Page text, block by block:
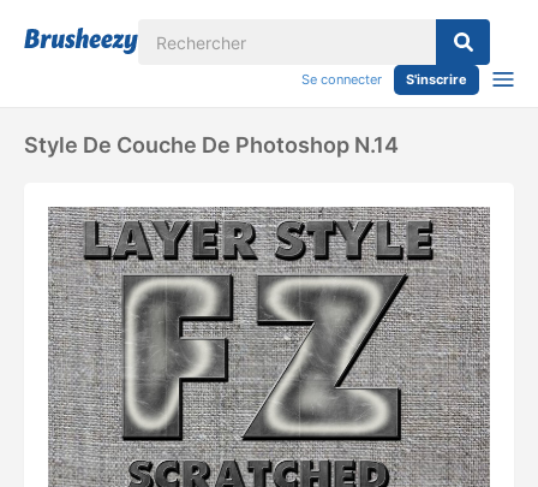
Se connecter S'inscrire
Style De Couche De Photoshop N.14